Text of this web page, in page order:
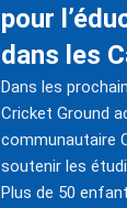
pour
dans les
Dans les
Cricket Ground
communautaire
soutenir les
Plus de 50